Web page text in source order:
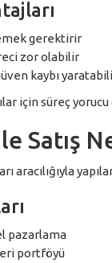
gerektirir
zor olabilir
kaybı
için süreç
Satış
aracılığıyla
pazarlama
portföyü